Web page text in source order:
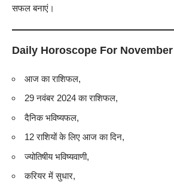
सफल बनाएं।
Daily Horoscope For November
आज का राशिफल,
29 नवंबर 2024 का राशिफल,
दैनिक भविष्यफल,
12 राशियों के लिए आज का दिन,
ज्योतिषीय भविष्यवाणी,
करियर में सुधार,